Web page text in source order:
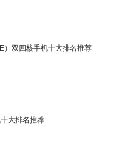
）双四核手机十大排名推荐
大排名推荐